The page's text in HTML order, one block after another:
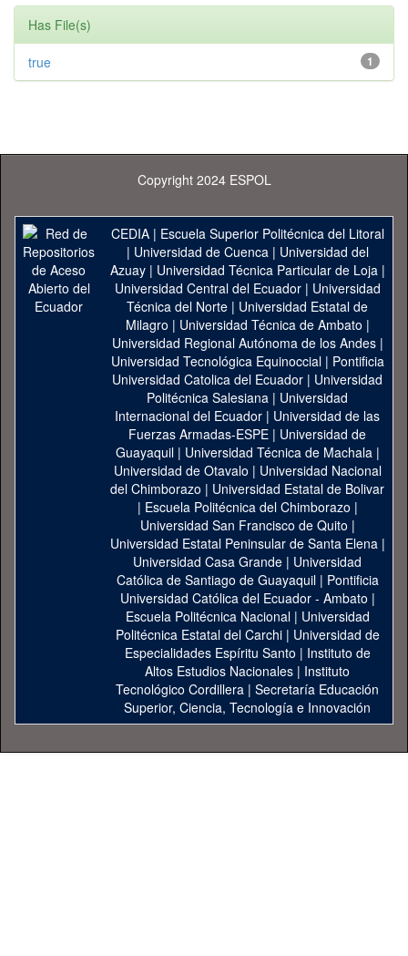
Has File(s)
1
true
Copyright 2024 ESPOL
CEDIA| Escuela Superior Politécnica del Litoral
| Universidad de Cuenca| Universidad del
Azuay| Universidad Técnica Particular de Loja|
Universidad Central del Ecuador| Universidad
Técnica del Norte | Universidad Estatal de
Milagro | Universidad Técnica de Ambato |
Universidad Regional Autónoma de los Andes|
Universidad Tecnológica Equinoccial| Pontificia
Universidad Catolica del Ecuador | Universidad
Politécnica Salesiana | Universidad
Internacional del Ecuador | Universidad de las
Fuerzas Armadas-ESPE | Universidad de
Guayaquil| Universidad Técnica de Machala|
Universidad de Otavalo | Universidad Nacional
del Chimborazo | Universidad Estatal de Bolivar
| Escuela Politécnica del Chimborazo |
Universidad San Francisco de Quito |
Universidad Estatal Peninsular de Santa Elena|
Universidad Casa Grande | Universidad
Católica de Santiago de Guayaquil| Pontificia
Universidad Católica del Ecuador - Ambato |
Escuela Politécnica Nacional| Universidad
Politécnica Estatal del Carchi| Universidad de
Especialidades Espíritu Santo | Instituto de
Altos Estudios Nacionales | Instituto
Tecnológico Cordillera | Secretaría Educación
Superior, Ciencia, Tecnología e Innovación